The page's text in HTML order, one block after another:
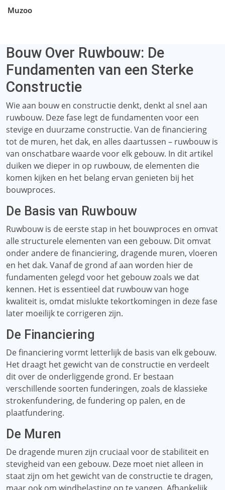
Muzoo
Bouw Over Ruwbouw: De
Fundamenten van een Sterke
Constructie
Wie aan bouw en constructie denkt, denkt al snel aan
ruwbouw. Deze fase legt de fundamenten voor een
stevige en duurzame constructie. Van de financiering
tot de muren, het dak, en alles daartussen – ruwbouw is
van onschatbare waarde voor elk gebouw. In dit artikel
duiken we dieper in op ruwbouw, de elementen die
komen kijken en het belang ervan genieten bij het
bouwproces.
De Basis van Ruwbouw
Ruwbouw is de eerste stap in het bouwproces en omvat
alle structurele elementen van een gebouw. Dit omvat
onder andere de financiering, dragende muren, vloeren
en het dak. Vanaf de grond af aan worden hier de
fundamenten gelegd voor het gebouw zoals we dat
kennen. Het is essentieel dat ruwbouw van hoge
kwaliteit is, omdat mislukte tekortkomingen in deze fase
later moeilijk te corrigeren zijn.
De Financiering
De financiering vormt letterlijk de basis van elk gebouw.
Het draagt ​​het gewicht van de constructie en verdeelt
dit over de onderliggende grond. Er bestaan ​​
verschillende soorten funderingen, zoals de klassieke
strokenfundering, de fundering op palen, en de
plaatfundering.
De Muren
De dragende muren zijn cruciaal voor de stabiliteit en
stevigheid van een gebouw. Deze moet niet alleen in
staat zijn om het gewicht van de constructie te dragen,